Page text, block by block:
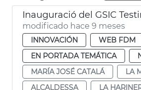
Inauguració del GSIC
modificado hace 9 meses
INNOVACIÓN WEB FDM
EN PORTADA TEMÁTICA
MARÍA JOSÉ CATALÁ
LA
ALCALDESSA
LA